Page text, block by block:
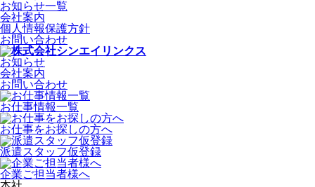
お知らせ一覧
会社案内
個人情報保護方針
お問い合わせ
お知らせ
会社案内
お問い合わせ
お仕事情報一覧
お仕事をお探しの方へ
派遣スタッフ仮登録
企業ご担当者様へ